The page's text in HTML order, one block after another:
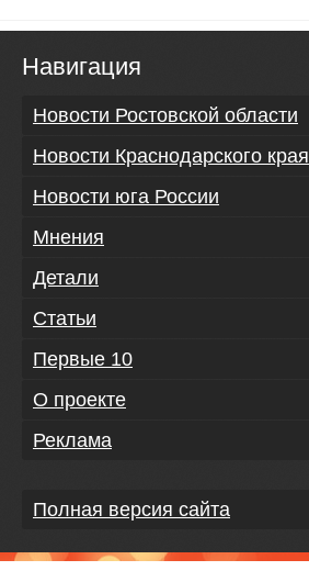
Навигация
Новости Ростовской области
Новости Краснодарского края
Новости юга России
Мнения
Детали
Статьи
Первые 10
О проекте
Реклама
Полная версия сайта